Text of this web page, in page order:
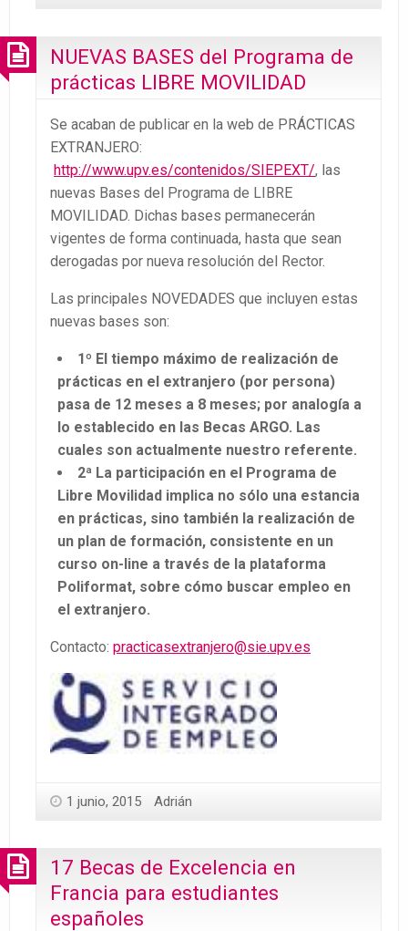
NUEVAS BASES del Programa de
prácticas LIBRE MOVILIDAD
Se acaban de publicar en la web de PRÁCTICAS
EXTRANJERO:
http://www.upv.es/contenidos/SIEPEXT/, las
nuevas Bases del Programa de LIBRE
MOVILIDAD. Dichas bases permanecerán
vigentes de forma continuada, hasta que sean
derogadas por nueva resolución del Rector.
Las principales NOVEDADES que incluyen estas
nuevas bases son:
1º El tiempo máximo de realización de
prácticas en el extranjero (por persona)
pasa de 12 meses a 8 meses; por analogía a
lo establecido en las Becas ARGO. Las
cuales son actualmente nuestro referente.
2ª La participación en el Programa de
Libre Movilidad implica no sólo una estancia
en prácticas, sino también la realización de
un plan de formación, consistente en un
curso on-line a través de la plataforma
Poliformat, sobre cómo buscar empleo en
el extranjero.
Contacto: practicasextranjero@sie.upv.es
1 junio, 2015 Adrián
17 Becas de Excelencia en
Francia para estudiantes
españoles